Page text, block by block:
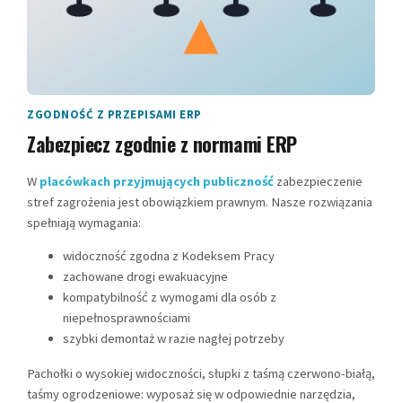
ZGODNOŚĆ Z PRZEPISAMI ERP
Zabezpiecz zgodnie z normami ERP
W placówkach przyjmujących publiczność zabezpieczenie
stref zagrożenia jest obowiązkiem prawnym. Nasze rozwiązania
spełniają wymagania:
widoczność zgodna z Kodeksem Pracy
zachowane drogi ewakuacyjne
kompatybilność z wymogami dla osób z
niepełnosprawnościami
szybki demontaż w razie nagłej potrzeby
Pachołki o wysokiej widoczności, słupki z taśmą czerwono-białą,
taśmy ogrodzeniowe: wyposaż się w odpowiednie narzędzia,